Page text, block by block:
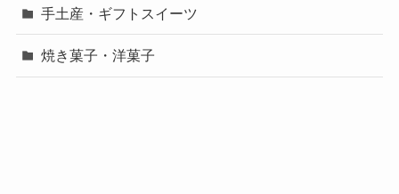
手土産・ギフトスイーツ
焼き菓子・洋菓子